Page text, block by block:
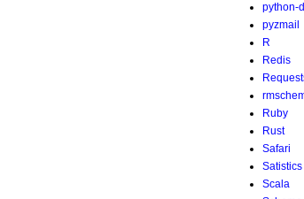
python-
pyzmail
R
Redis
Ruby
Rust
Safari
Satistics
Scala